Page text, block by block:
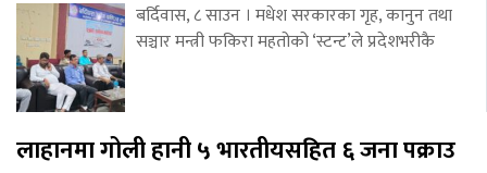
बर्दिवास, ८ साउन । मधेश सरकारका गृह, कानुन तथा
सञ्चार मन्त्री फकिरा महतोको ‘स्टन्ट’ले प्रदेशभरीकै
लाहानमा गोली हानी ५ भारतीयसहित ६ जना पक्राउ